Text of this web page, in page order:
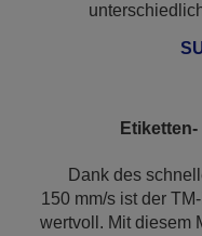
Dank des
150 mm/s ist der
wertvoll. Mit diesem